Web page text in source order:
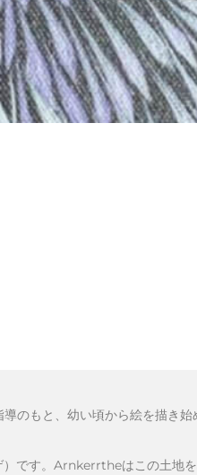
もと、幼い頃から絵を描き
です。Arnkerrtheはこの土地